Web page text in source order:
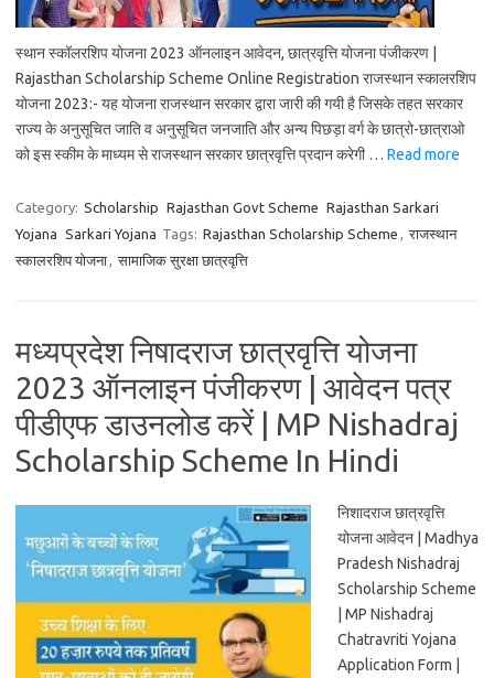
स्थान स्कॉलरशिप योजना 2023 ऑनलाइन आवेदन, छात्रवृत्ति योजना पंजीकरण |
Rajasthan Scholarship Scheme Online Registration राजस्थान स्कालरशिप
योजना 2023:- यह योजना राजस्थान सरकार द्वारा जारी की गयी है जिसके तहत सरकार
राज्य के अनुसूचित जाति व अनुसूचित जनजाति और अन्य पिछड़ा वर्ग के छात्रो-छात्राओ
को इस स्कीम के माध्यम से राजस्थान सरकार छात्रवृत्ति प्रदान करेगी … Read more
Category: Scholarship Rajasthan Govt Scheme Rajasthan Sarkari
Yojana Sarkari Yojana Tags: Rajasthan Scholarship Scheme , राजस्थान
स्कालरशिप योजना, सामाजिक सुरक्षा छात्रवृत्ति
मध्यप्रदेश निषादराज छात्रवृत्ति योजना
2023 ऑनलाइन पंजीकरण | आवेदन पत्र
पीडीएफ डाउनलोड करें | MP Nishadraj
Scholarship Scheme In Hindi
निशादराज छात्रवृत्ति
योजना आवेदन | Madhya
Pradesh Nishadraj
Scholarship Scheme
| MP Nishadraj
Chatravriti Yojana
Application Form |